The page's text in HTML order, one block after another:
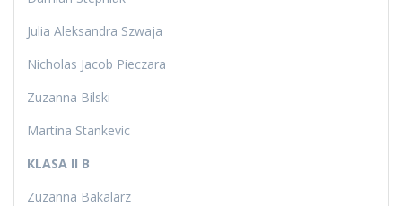
Julia Aleksandra Szwaja
Nicholas Jacob Pieczara
Zuzanna Bilski
Martina Stankevic
KLASA II B
Zuzanna Bakalarz